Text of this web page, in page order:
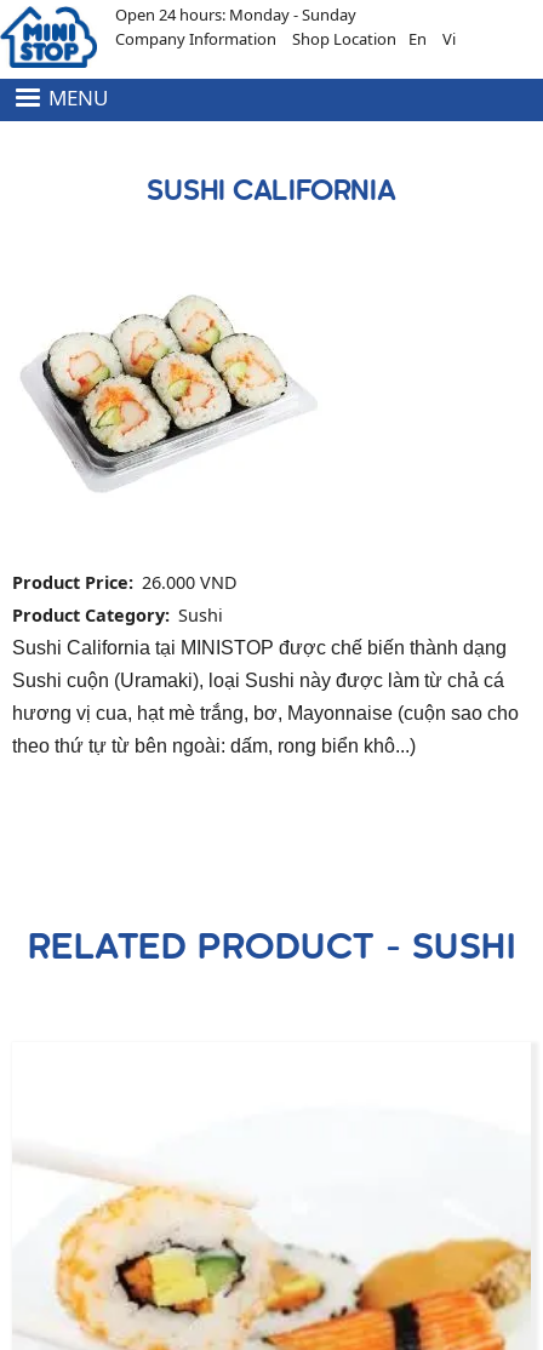
Skip to main contentOpen 24 hours: Monday - Sunday
Company Information Shop Location En Vi
MENU
SUSHI CALIFORNIA
Product Price
26.000 VND
Product Category Sushi
Sushi California tại MINISTOP được chế biến thành dạng
Sushi cuộn (Uramaki), loại Sushi này được làm từ chả cá
hương vị cua, hạt mè trắng, bơ, Mayonnaise (cuộn sao cho
theo thứ tự từ bên ngoài: dấm, rong biển khô...)
RELATED PRODUCT - SUSHI